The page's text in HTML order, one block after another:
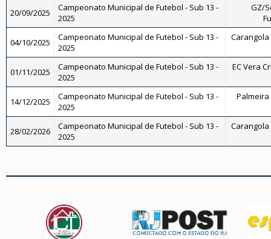
20/09/2025
Campeonato Municipal de Futebol - Sub 13 -
2025
GZ/
04/10/2025
Campeonato Municipal de Futebol - Sub 13 -
2025
Carangola
01/11/2025
Campeonato Municipal de Futebol - Sub 13 -
2025
EC Vera
14/12/2025
Campeonato Municipal de Futebol - Sub 13 -
2025
Palmeira
28/02/2026
Campeonato Municipal de Futebol - Sub 13 -
2025
Carangola